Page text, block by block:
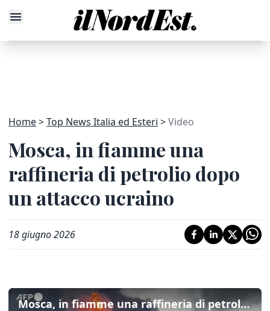
Home Top News Italia ed Esteri Video
Mosca, in fiamme una
raffineria di petrolio dopo
un attacco ucraino
18 giugno 2026
Mosca, in fiamme una raffineria di petrolio dopo un attacco ucraino